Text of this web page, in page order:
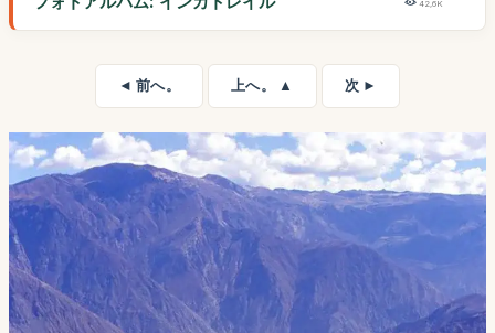
42,6K
◄ 前へ。 上へ。 ▲ 次 ►